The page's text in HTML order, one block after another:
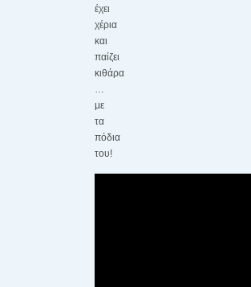
έχει
χέρια
και
παίζει
κιθάρα
…
με
τα
πόδια
του!